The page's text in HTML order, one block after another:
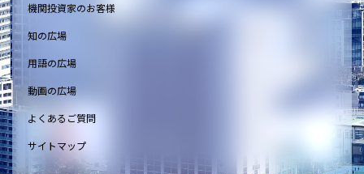
機関投資家のお客様
知の広場
用語の広場
動画の広場
よくあるご質問
サイトマップ